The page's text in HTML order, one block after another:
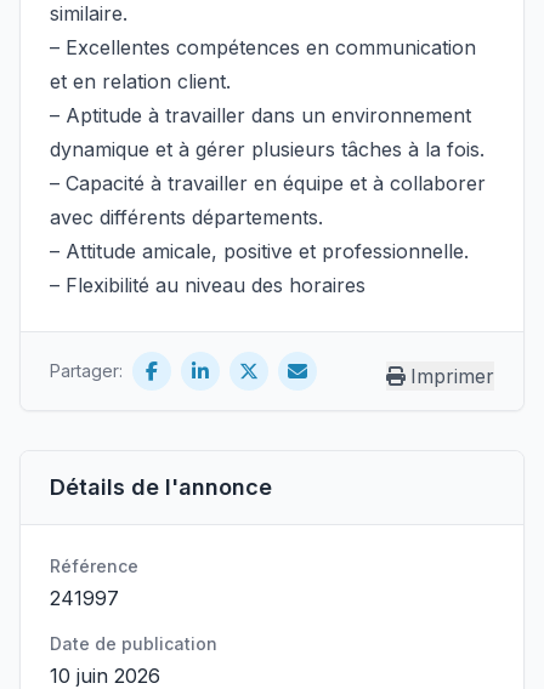
Détails de l'annonce
Référence
241997
Date de publication
10 juin 2026
similaire.
– Excellentes compétences en communication
et en relation client.
– Aptitude à travailler dans un environnement
dynamique et à gérer plusieurs tâches à la fois.
– Capacité à travailler en équipe et à collaborer
avec différents départements.
– Attitude amicale, positive et professionnelle.
– Flexibilité au niveau des horaires
Partager: Imprimer